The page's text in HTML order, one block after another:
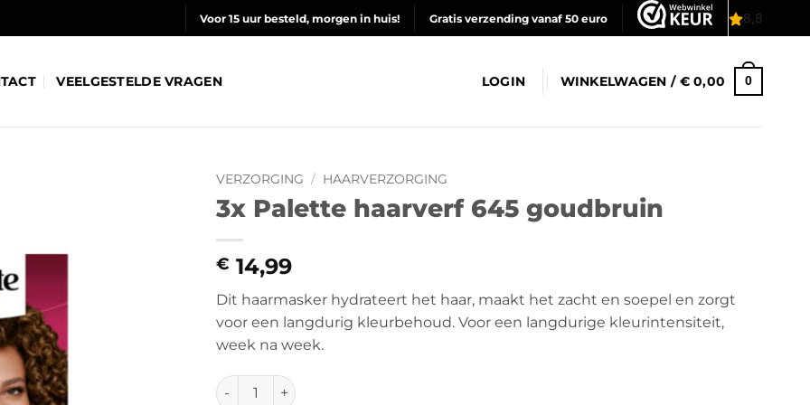
Voor 15 uur besteld, morgen in huis! Gratis verzending vanaf 50 euro
VEELGESTELDE VRAGEN LOGIN WINKELWAGEN / €0,00 0
VERZORGING / HAARVERZORGING
3x Palette haarverf 645 goudbruin
€ 14,99
Dit haarmasker hydrateert het haar, maakt het zacht en soepel en zorgt
voor een langdurig kleurbehoud. Voor een langdurige kleurintensiteit,
week na week.
3x Palette haarverf 645 goudbruin aantal